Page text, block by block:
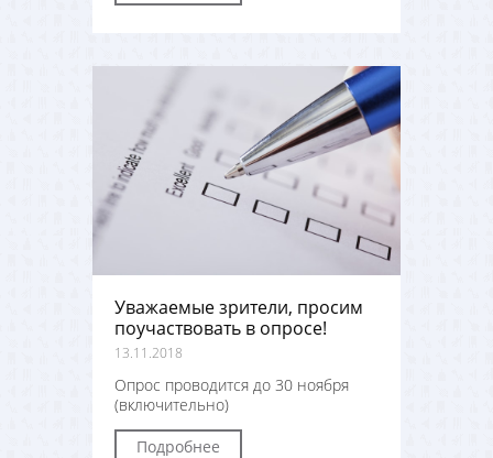
Уважаемые зрители, просим
поучаствовать в опросе!
13.11.2018
Опрос проводится до 30 ноября
(включительно)
Подробнее